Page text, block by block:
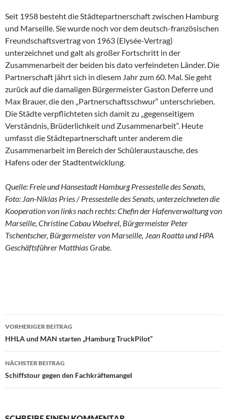
Seit 1958 besteht die Städtepartnerschaft zwischen Hamburg
und Marseille. Sie wurde noch vor dem deutsch-französischen
Freundschaftsvertrag von 1963 (Elysée-Vertrag)
unterzeichnet und galt als großer Fortschritt in der
Zusammenarbeit der beiden bis dato verfeindeten Länder. Die
Partnerschaft jährt sich in diesem Jahr zum 60. Mal. Sie geht
zurück auf die damaligen Bürgermeister Gaston Deferre und
Max Brauer, die den „Partnerschaftsschwur“ unterschrieben.
Die Städte verpflichteten sich damit zu „gegenseitigem
Verständnis, Brüderlichkeit und Zusammenarbeit“. Heute
umfasst die Städtepartnerschaft unter anderem die
Zusammenarbeit im Bereich der Schüleraustausche, des
Hafens oder der Stadtentwicklung.
Quelle: Freie und Hansestadt Hamburg Pressestelle des Senats,
Foto: Jan-Niklas Pries / Pressestelle des Senats, unterzeichneten die
Kooperation von links nach rechts: Chefin der Hafenverwaltung von
Marseille, Christine Cabau Woehrel, Bürgermeister Peter
Tschentscher, Bürgermeister von Marseille, Jean Roatta und HPA
Geschäftsführer Matthias Grabe.
Beitragsnavigation
VORHERIGER BEITRAG
HHLA und MAN starten „Hamburg TruckPilot“
NÄCHSTER BEITRAG
Schiffstour gegen den Fachkräftemangel